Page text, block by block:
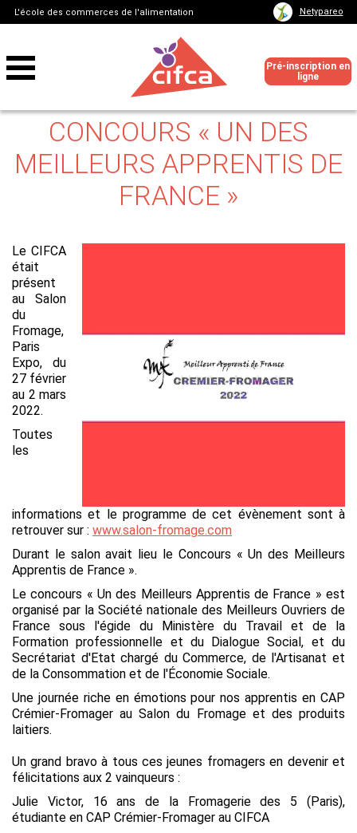
L'école des commerces de l'alimentation Netypareo
Pré-inscription en
ligne
CONCOURS « UN DES
MEILLEURS APPRENTIS DE
FRANCE »
Le CIFCA
était
présent
au Salon
du
Fromage,
Paris
Expo, du
27 février
au 2 mars
2022.
Toutes
les
informations et le programme de cet évènement sont à
retrouver sur : www.salon-fromage.com
Durant le salon avait lieu le Concours « Un des Meilleurs
Apprentis de France ».
Le concours « Un des Meilleurs Apprentis de France » est
organisé par la Société nationale des Meilleurs Ouvriers de
France sous l'égide du Ministère du Travail et de la
Formation professionnelle et du Dialogue Social, et du
Secrétariat d'Etat chargé du Commerce, de l'Artisanat et
de la Consommation et de l'Économie Sociale.
Une journée riche en émotions pour nos apprentis en CAP
Crémier-Fromager au Salon du Fromage et des produits
laitiers.
Un grand bravo à tous ces jeunes fromagers en devenir et
félicitations aux 2 vainqueurs :
Julie Victor, 16 ans de la Fromagerie des 5 (Paris),
étudiante en CAP Crémier-Fromager au CIFCA